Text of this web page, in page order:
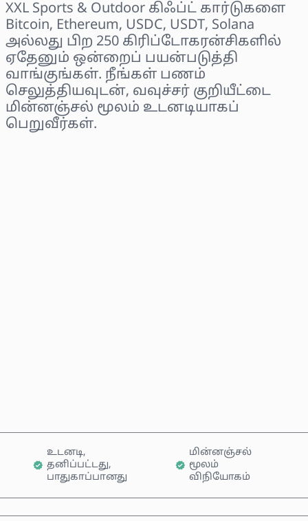
XXL Sports & Outdoor கிஃப்ட் கார்டுகளை
Bitcoin, Ethereum, USDC, USDT, Solana
அல்லது பிற 250 கிரிப்டோகரன்சிகளில்
ஏதேனும் ஒன்றைப் பயன்படுத்தி
வாங்குங்கள். நீங்கள் பணம்
செலுத்தியவுடன், வவுச்சர் குறியீட்டை
மின்னஞ்சல் மூலம் உடனடியாகப்
பெறுவீர்கள்.
உடனடி,
தனிப்பட்டது,
பாதுகாப்பானது
மின்னஞ்சல்
மூலம்
விநியோகம்